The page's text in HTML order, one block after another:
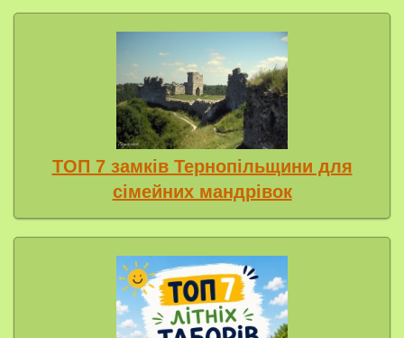
ТОП 7 замків Тернопільщини для
сімейних мандрівок